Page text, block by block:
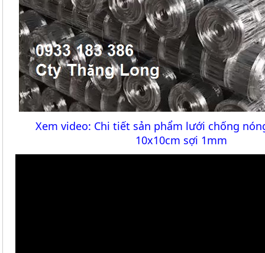
Xem video: Chi tiết sản phẩm lưới chống
10x10cm sợi 1mm